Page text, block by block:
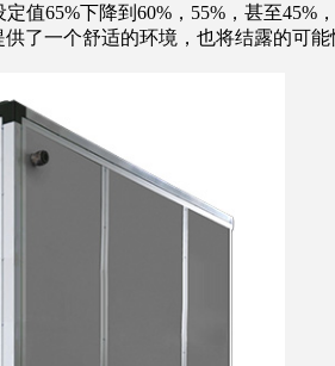
值65%下降到60%，55%，甚至45%
了一个舒适的环境，也将结露的可能